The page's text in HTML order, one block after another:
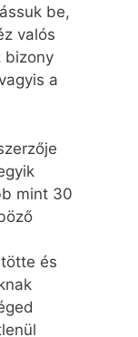
be,
valós
bizony
a
mint 30
és